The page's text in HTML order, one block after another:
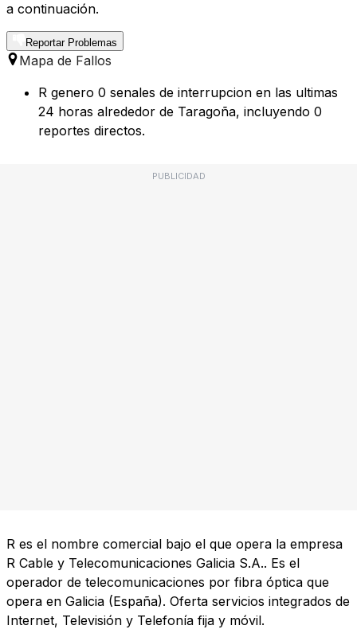
a continuación.
Reportar Problemas
Mapa de Fallos
R genero 0 senales de interrupcion en las ultimas
24 horas alrededor de Taragoña, incluyendo 0
reportes directos.
PUBLICIDAD
R es el nombre comercial bajo el que opera la empresa
R Cable y Telecomunicaciones Galicia S.A.. Es el
operador de telecomunicaciones por fibra óptica que
opera en Galicia (España). Oferta servicios integrados de
Internet, Televisión y Telefonía fija y móvil.